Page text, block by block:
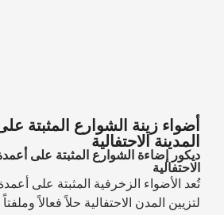
أضواء زينة الشوارع المثبتة على
المدينة الاحتفالية
ديكور إضاءة الشوارع المثبتة على أعمدة
الاحتفالية
تُعد الأضواء الزخرفية المثبتة على أعمدة
لتزيين المدن الاحتفالية حلاً فعالاً وملفتاً